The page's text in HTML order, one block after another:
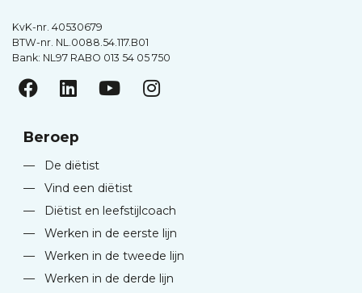
KvK-nr. 40530679
BTW-nr. NL.0088.54.117.B01
Bank: NL97 RABO 013 54 05 750
Beroep
—
De diëtist
—
Vind een diëtist
—
Diëtist en leefstijlcoach
—
Werken in de eerste lijn
—
Werken in de tweede lijn
—
Werken in de derde lijn